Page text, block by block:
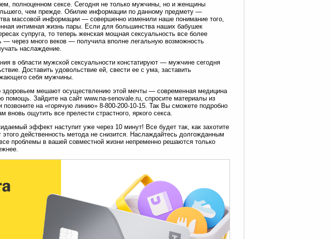
полноценном сексе. Сегодня не только мужчины, но и женщины
чем прежде. Обилие информации по данному предмету —
массовой информации — совершенно изменили наше понимание того,
интимная жизнь пары. Если для большинства наших бабушек
супруга, то теперь женская мощная сексуальность все более
— через много веков — получила вполне легальную возможность
наслаждение.
в области мужской сексуальности констатируют — мужчине сегодня
Доставить удовольствие ей, свести ее с ума, заставить
себя мужчины.
здоровьем мешают осуществлению этой мечты — современная медицина
помощь. Зайдите на сайт www.na-senovale.ru, спросите материалы из
позвоните на «горячую линию» 8-800-200-10-15. Так Вы сможете подробно
вновь ощутить все прелести страстного, яркого секса.
эффект наступит уже через 10 минут! Все будет так, как захотите
действенность метода не снизится. Наслаждайтесь долгожданным
проблемы в вашей совместной жизни непременно решаются только